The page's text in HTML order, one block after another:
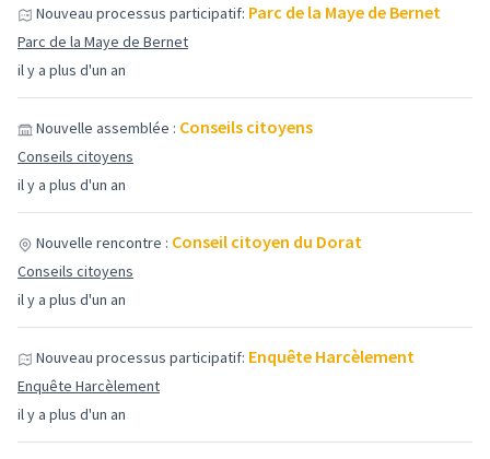
il y a plus d'un an
Nouveau processus participatif: Parc de la Maye de Bernet
Parc de la Maye de Bernet
il y a plus d'un an
Nouvelle assemblée : Conseils citoyens
Conseils citoyens
il y a plus d'un an
Nouvelle rencontre : Conseil citoyen du Dorat
Conseils citoyens
il y a plus d'un an
Nouveau processus participatif: Enquête Harcèlement
Enquête Harcèlement